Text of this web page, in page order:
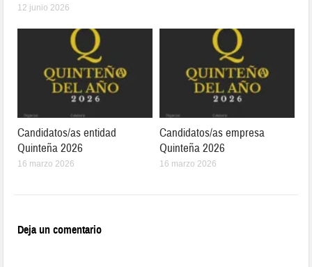
12 junio 2026
Candidatos/as entidad
Quinteña 2026
16 marzo 2026
Candidatos/as empresa
Quinteña 2026
16 marzo 2026
Deja un comentario